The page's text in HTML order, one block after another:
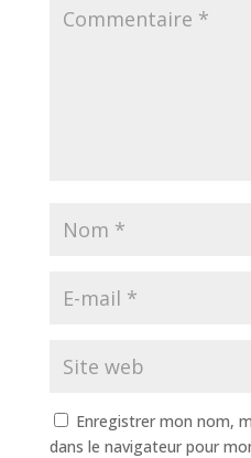
Enregistrer mon nom,
dans le navigateur pour